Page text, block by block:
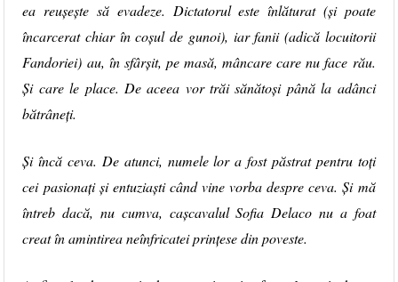
ea reușește să evadeze. Dictatorul este înlăturat (și poate
încarcerat chiar în coșul de gunoi), iar fanii (adică locuitorii
Fandoriei) au, în sfârșit, pe masă, mâncare care nu face rău.
Și care le place. De aceea vor trăi sănătoși până la adânci
bătrâneți.
Și încă ceva. De atunci, numele lor a fost păstrat pentru toți
cei pasionați și entuziaști când vine vorba despre ceva. Și mă
întreb dacă, nu cumva, cașcavalul Sofia Delaco nu a foat
creat în amintirea neînfricatei prințese din poveste.